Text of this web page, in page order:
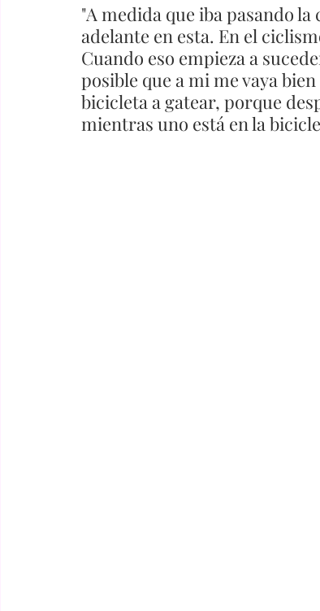
"A medida que iba pasando
adelante en esta. En el
Cuando eso empieza a
posible que a mi me vaya
bicicleta a gatear, porque
mientras uno está en la